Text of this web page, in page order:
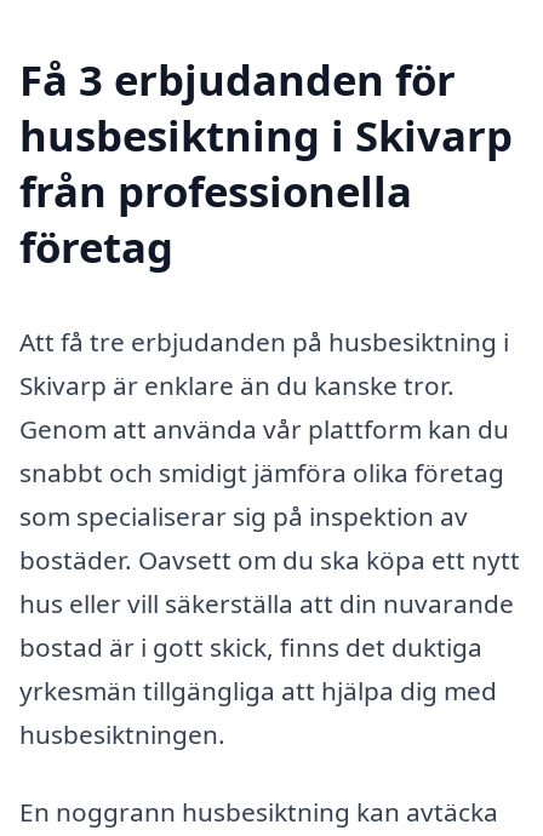
Få 3 erbjudanden för
husbesiktning i Skivarp
från professionella
företag
Att få tre erbjudanden på husbesiktning i
Skivarp är enklare än du kanske tror.
Genom att använda vår plattform kan du
snabbt och smidigt jämföra olika företag
som specialiserar sig på inspektion av
bostäder. Oavsett om du ska köpa ett nytt
hus eller vill säkerställa att din nuvarande
bostad är i gott skick, finns det duktiga
yrkesmän tillgängliga att hjälpa dig med
husbesiktningen.
En noggrann husbesiktning kan avtäcka